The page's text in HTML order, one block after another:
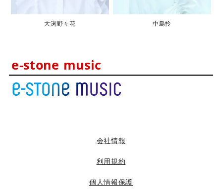
大渕野々花 中島怜
e-stone music
会社情報
利用規約
個人情報保護